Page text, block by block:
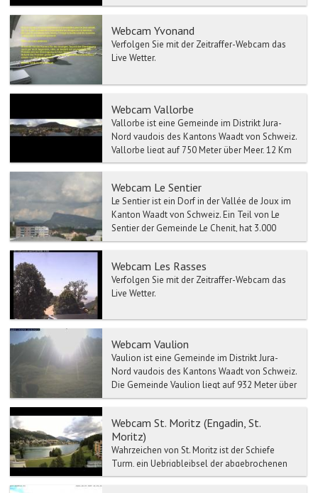
Webcam Yvonand
Verfolgen Sie mit der Zeitraffer-Webcam das
Live Wetter.
Webcam Vallorbe
Vallorbe ist eine Gemeinde im Distrikt Jura-
Nord vaudois des Kantons Waadt von Schweiz.
Vallorbe liegt auf 750 Meter über Meer, 12 Km
westlich von ...
Webcam Le Sentier
Le Sentier ist ein Dorf in der Vallée de Joux im
Kanton Waadt von Schweiz. Ein Teil von Le
Sentier der Gemeinde Le Chenit, hat 3.000
Einwohner. In...
Webcam Les Rasses
Verfolgen Sie mit der Zeitraffer-Webcam das
Live Wetter.
Webcam Vaulion
Vaulion ist eine Gemeinde im Distrikt Jura-
Nord vaudois des Kantons Waadt von Schweiz.
Die Gemeinde Vaulion liegt auf 932 Meter über
Meer, 12 Km we...
Webcam St. Moritz (Engadin, St.
Moritz)
Wahrzeichen von St. Moritz ist der Schiefe
Turm, ein Uebrigbleibsel der abgebrochenen
Mauritiuskirche aus der Zeit um 1500. Im